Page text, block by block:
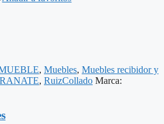
, Muebles, Muebles recibidor y
, RuizCollado Marca: